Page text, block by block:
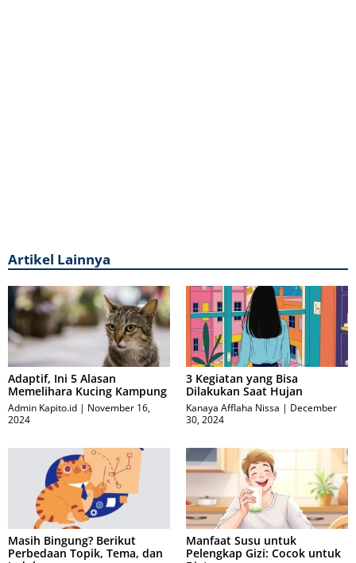
Artikel Lainnya
Adaptif, Ini 5 Alasan
Memelihara Kucing Kampung
Admin Kapito.id
November 16,
2024
3 Kegiatan yang Bisa
Dilakukan Saat Hujan
Kanaya Afflaha Nissa
December
30, 2024
Masih Bingung? Berikut
Perbedaan Topik, Tema, dan
Manfaat Susu untuk
Pelengkap Gizi: Cocok untuk